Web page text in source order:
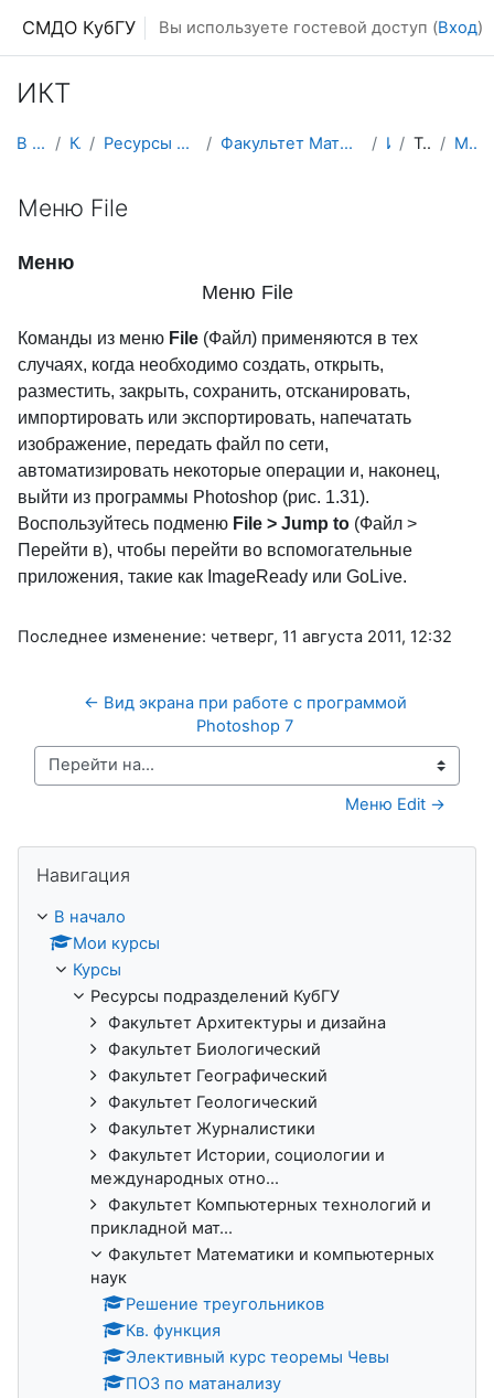
СМДО КубГУ Вы используете гостевой доступ (Вход)
ИКТ
В начало Курсы Ресурсы подразделений КубГУ Факультет Математики и компьютерных наук ИКТ Тема 14 Меню File
Меню File
Меню
Меню File
Команды из меню File (Файл) применяются в тех
случаях, когда необходимо создать, открыть,
разместить, закрыть, сохранить, отсканировать,
импортировать или экспортировать, напечатать
изображение, передать файл по сети,
автоматизировать некоторые операции и, наконец,
выйти из программы Photoshop (рис. 1.31).
Воспользуйтесь подменю File > Jump to (Файл >
Перейти в), чтобы перейти во вспомогательные
приложения, такие как ImageReady или GoLive.
Последнее изменение: четверг, 11 августа 2011, 12:32
← Вид экрана при работе с программой
Photoshop 7
Перейти на...
Меню Edit →
Навигация
В начало
Мои курсы
Курсы
Ресурсы подразделений КубГУ
Факультет Архитектуры и дизайна
Факультет Биологический
Факультет Географический
Факультет Геологический
Факультет Журналистики
Факультет Истории, социологии и
международных отно...
Факультет Компьютерных технологий и
прикладной мат...
Факультет Математики и компьютерных
наук
Решение треугольников
Кв. функция
Элективный курс теоремы Чевы
ПОЗ по матанализу